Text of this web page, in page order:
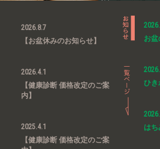
2026.8.7
【お盆休みのお知らせ】
2026.4.1
【健康診断 価格改定のご案
内】
2025.4.1
【健康診断 価格改定のご案
お
ひき
はち